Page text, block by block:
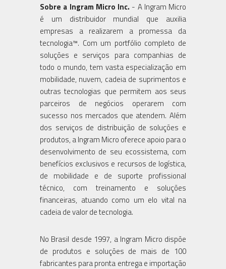
Sobre a Ingram Micro Inc. - A Ingram Micro
é um distribuidor mundial que auxilia
empresas a realizarem a promessa da
tecnologia™. Com um portfólio completo de
soluções e serviços para companhias de
todo o mundo, tem vasta especialização em
mobilidade, nuvem, cadeia de suprimentos e
outras tecnologias que permitem aos seus
parceiros de negócios operarem com
sucesso nos mercados que atendem. Além
dos serviços de distribuição de soluções e
produtos, a Ingram Micro oferece apoio para o
desenvolvimento de seu ecossistema, com
benefícios exclusivos e recursos de logística,
de mobilidade e de suporte profissional
técnico, com treinamento e soluções
financeiras, atuando como um elo vital na
cadeia de valor de tecnologia.
No Brasil desde 1997, a Ingram Micro dispõe
de produtos e soluções de mais de 100
fabricantes para pronta entrega e importação